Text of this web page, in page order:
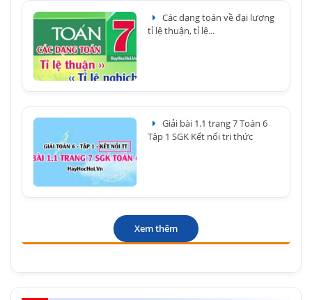
Các dạng toán về đại lượng
tỉ lệ thuận, tỉ lệ...
Giải bài 1.1 trang 7 Toán 6
Tập 1 SGK Kết nối tri thức
Xem thêm